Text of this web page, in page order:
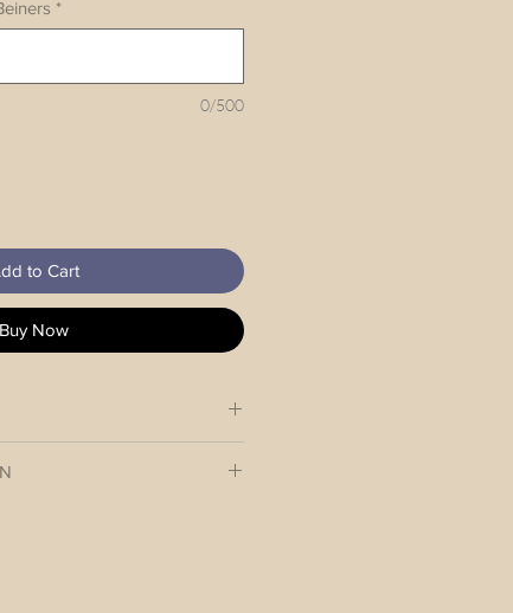
*
0/500
to Cart
Buy Now